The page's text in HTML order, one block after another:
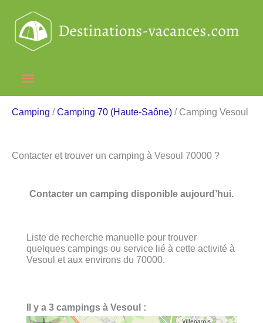
contenu
Menu
principal
Camping /Camping 70 (Haute-Saône) / Camping Vesoul
Contacter et trouver un camping à Vesoul 70000 ?
Contacter un camping disponible aujourd’hui.
Liste de recherche manuelle pour trouver
quelques campings ou service lié à cette activité à
Vesoul et aux environs du 70000.
Il y a 3 campings à Vesoul :